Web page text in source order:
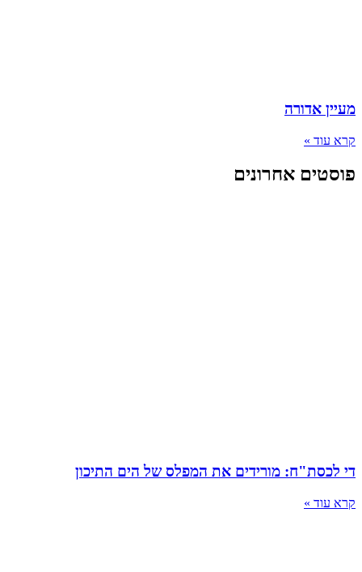
מעיין אדורה
קרא עוד »
פוסטים אחרונים
די לכסת"ח: מורידים את המפלס של הים התיכון
קרא עוד »